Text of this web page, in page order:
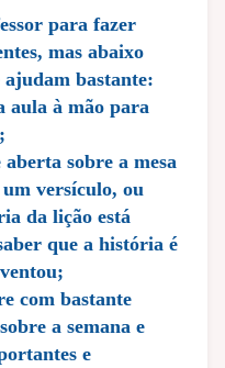
para fazer
mas abaixo
ajudam bastante:
aula à mão para
sobre a mesa
versículo, ou
da lição está
que a história é
com bastante
a semana e
e